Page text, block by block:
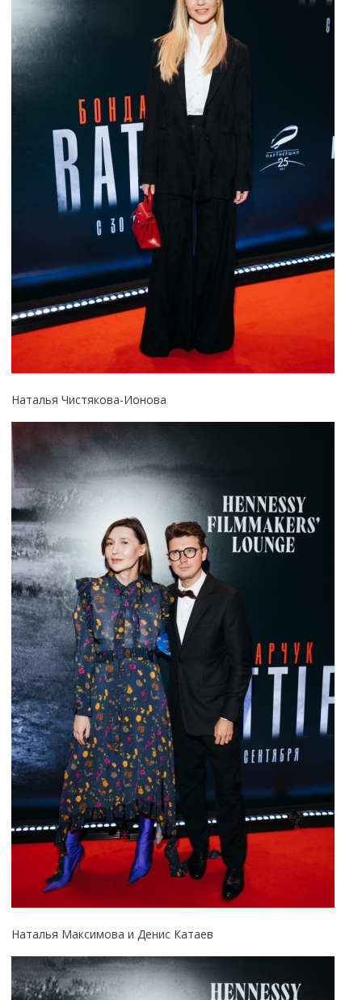
Наталья Чистякова-Ионова
Наталья Максимова и Денис Катаев